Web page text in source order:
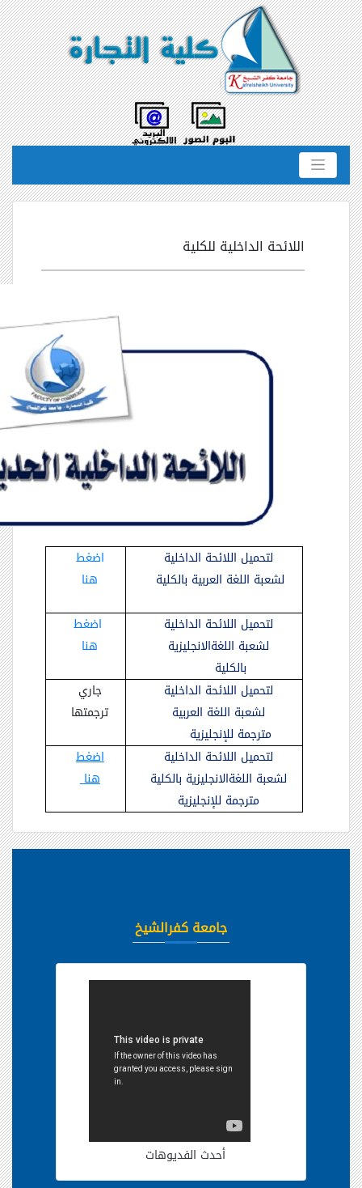
اللائحة الداخلية للكلية
لتحميل اللائحة الداخلية
لشعبة اللغة العربية بالكلية
اضغط
هنا
لتحميل اللائحة الداخلية
لشعبة اللغةالانجليزية
بالكلية
اضغط
هنا
لتحميل اللائحة الداخلية
لشعبة اللغة العربية
مترجمة للإنجليزية
جاري
ترجمتها
لتحميل اللائحة الداخلية
لشعبة اللغةالانجليزية بالكلية
مترجمة للإنجليزية
اضغط
هنا
جامعة كفرالشيخ
أحدث الفديوهات